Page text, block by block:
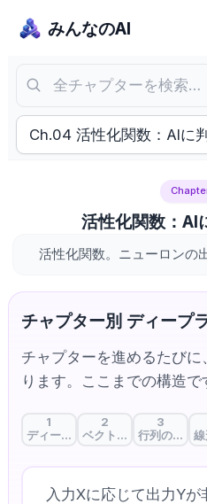
みんなのAI
全チャプターを検索…
Ch.04 活性化関数：AIに
活性化関数：AI
活性化関数。ニューロンの
チャプター別 ディープ
チャプターを進めるたび
ります。ここまでの構造で
1
ディープラーニングの第一歩：AI
2
ベクトル内積：データ
3
行列の積：
入力Xに応じて出力Y